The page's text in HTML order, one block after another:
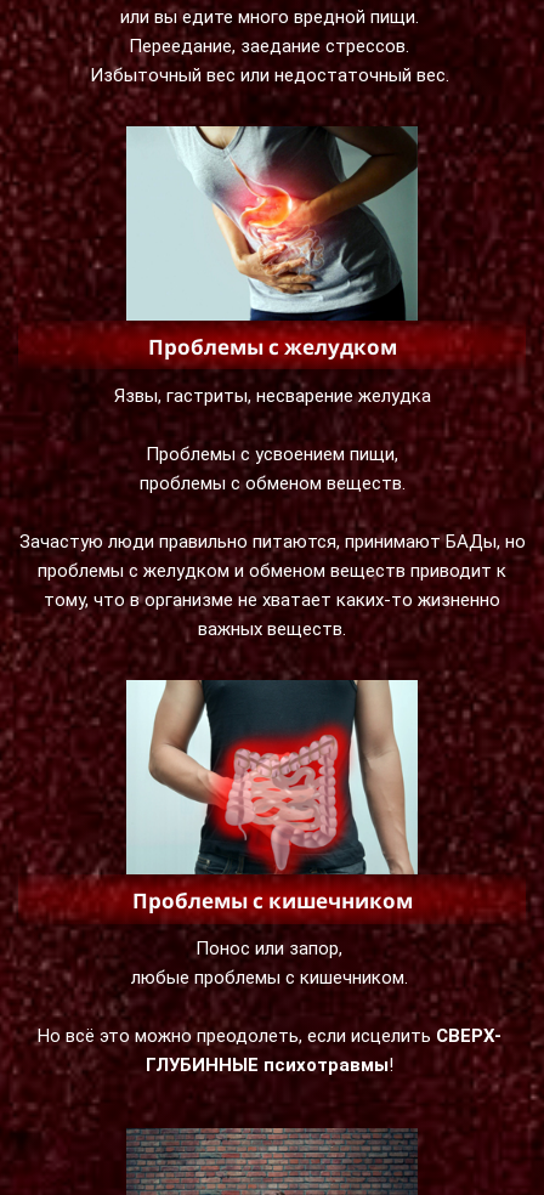
или вы едите много вредной пищи.
Переедание, заедание стрессов.
Избыточный вес или недостаточный вес.
Проблемы с желудком
Язвы, гастриты, несварение желудка
Проблемы с усвоением пищи,
проблемы с обменом веществ.
Зачастую люди правильно питаются, принимают БАДы, но
проблемы с желудком и обменом веществ приводит к
тому, что в организме не хватает каких-то жизненно
важных веществ.
Проблемы с кишечником
Понос или запор,
любые проблемы с кишечником.
Но всё это можно преодолеть, если исцелить СВЕРХ-
ГЛУБИННЫЕ психотравмы!